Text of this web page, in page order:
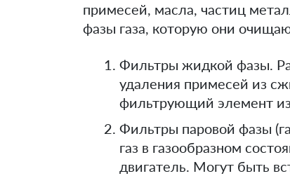
примесей, масла, частиц
фазы газа, которую они
Фильтры жидкой фазы.
удаления примесей из
фильтрующий элемент
Фильтры паровой фазы
газ в газообразном
двигатель. Могут быть